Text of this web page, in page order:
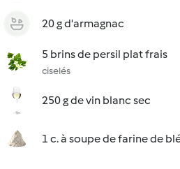
20 g d'armagnac
5 brins de persil plat frais
ciselés
250 g de vin blanc sec
1 c. à soupe de farine de